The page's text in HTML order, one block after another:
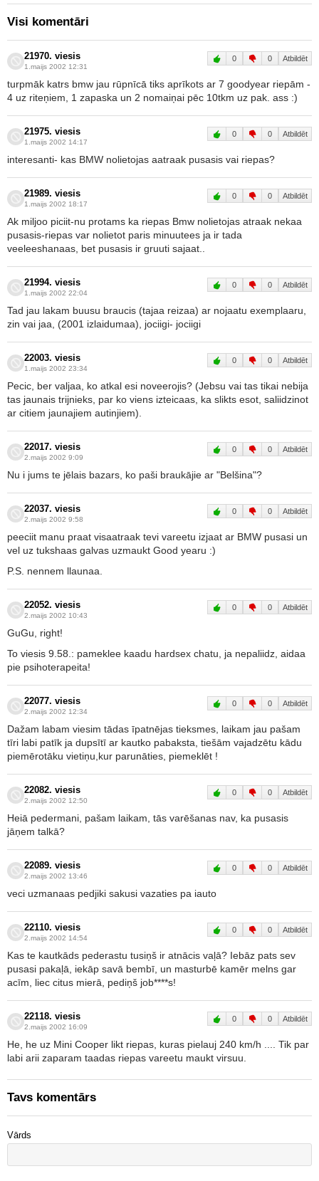
Visi komentāri
21970. viesis
1.maijs 2002 12:31
0 0 Atbildēt
turpmāk katrs bmw jau rūpnīcā tiks aprīkots ar 7 goodyear riepām -
4 uz riteņiem, 1 zapaska un 2 nomaiņai pēc 10tkm uz pak. ass :)
21975. viesis
1.maijs 2002 14:17
0 0 Atbildēt
interesanti- kas BMW nolietojas aatraak pusasis vai riepas?
21989. viesis
1.maijs 2002 18:17
0 0 Atbildēt
Ak miljoo piciit-nu protams ka riepas Bmw nolietojas atraak nekaa
pusasis-riepas var nolietot paris minuutees ja ir tada
veeleeshanaas, bet pusasis ir gruuti sajaat..
21994. viesis
1.maijs 2002 22:04
0 0 Atbildēt
Tad jau lakam buusu braucis (tajaa reizaa) ar nojaatu exemplaaru,
zin vai jaa, (2001 izlaidumaa), jociigi- jociigi
22003. viesis
1.maijs 2002 23:34
0 0 Atbildēt
Pecic, ber valjaa, ko atkal esi noveerojis? (Jebsu vai tas tikai nebija
tas jaunais trijnieks, par ko viens izteicaas, ka slikts esot, saliidzinot
ar citiem jaunajiem autinjiem).
22017. viesis
2.maijs 2002 9:09
0 0 Atbildēt
Nu i jums te jēlais bazars, ko paši braukājie ar "Belšina"?
22037. viesis
2.maijs 2002 9:58
0 0 Atbildēt
peeciit manu praat visaatraak tevi vareetu izjaat ar BMW pusasi un
vel uz tukshaas galvas uzmaukt Good yearu :)
P.S. nennem llaunaa.
22052. viesis
2.maijs 2002 10:43
0 0 Atbildēt
GuGu, right!
To viesis 9.58.: pameklee kaadu hardsex chatu, ja nepaliidz, aidaa
pie psihoterapeita!
22077. viesis
2.maijs 2002 12:34
0 0 Atbildēt
Dažam labam viesim tādas īpatnējas tieksmes, laikam jau pašam
tīri labi patīk ja dupsītī ar kautko pabaksta, tiešām vajadzētu kādu
piemērotāku vietiņu,kur parunāties, piemeklēt !
22082. viesis
2.maijs 2002 12:50
0 0 Atbildēt
Heiā pedermani, pašam laikam, tās varēšanas nav, ka pusasis
jāņem talkā?
22089. viesis
2.maijs 2002 13:46
0 0 Atbildēt
veci uzmanaas pedjiki sakusi vazaties pa iauto
22110. viesis
2.maijs 2002 14:54
0 0 Atbildēt
Kas te kautkāds pederastu tusiņš ir atnācis vaļā? Iebāz pats sev
pusasi pakaļā, iekāp savā bembī, un masturbē kamēr melns gar
acīm, liec citus mierā, pediņš job****s!
22118. viesis
2.maijs 2002 16:09
0 0 Atbildēt
He, he uz Mini Cooper likt riepas, kuras pielauj 240 km/h .... Tik par
labi arii zaparam taadas riepas vareetu maukt virsuu.
Tavs komentārs
Vārds